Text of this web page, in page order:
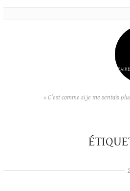
« C’est comme si je me sentais